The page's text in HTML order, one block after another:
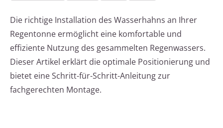
Die richtige Installation des Wasserhahns an Ihrer
Regentonne ermöglicht eine komfortable und
effiziente Nutzung des gesammelten Regenwassers.
Dieser Artikel erklärt die optimale Positionierung und
bietet eine Schritt-für-Schritt-Anleitung zur
fachgerechten Montage.